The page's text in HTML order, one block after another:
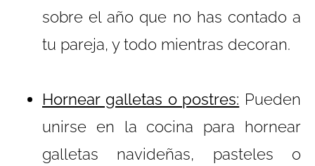
sobre el año que no has contado a
tu pareja, y todo mientras decoran.
Hornear galletas o postres: Pueden
unirse en la cocina para hornear
galletas navideñas, pasteles o